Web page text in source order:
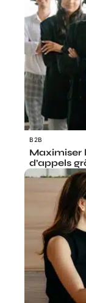
B2B
Maximiser
d’appels